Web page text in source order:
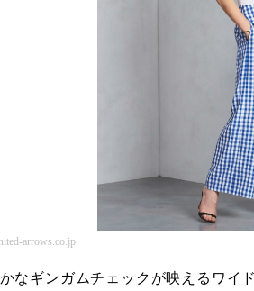
arrows.co.jp
なギンガムチェックが映えるワイ